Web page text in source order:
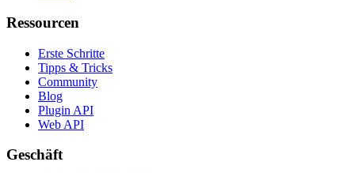
Ressourcen
Erste Schritte
Tipps & Tricks
Community
Blog
Plugin API
Web API
Geschäft